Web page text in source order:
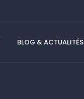
BLOG & ACTUALITÉS